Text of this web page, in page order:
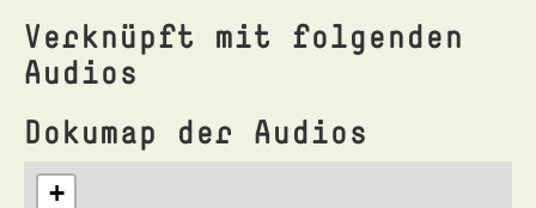
Verknüpft mit folgenden
Audios
Dokumap der Audios